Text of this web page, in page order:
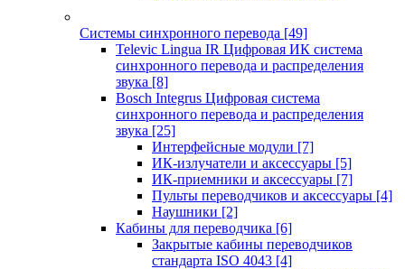
Системы синхронного перевода [49]
Televic Lingua IR Цифровая ИК система
синхронного перевода и распределения
звука [8]
Bosch Integrus Цифровая система
синхронного перевода и распределения
звука [25]
Интерфейсные модули [7]
ИК-излучатели и аксессуары [5]
ИК-приемники и аксессуары [7]
Пульты переводчиков и аксессуары [4]
Наушники [2]
Кабины для переводчика [6]
Закрытые кабины переводчиков
стандарта ISO 4043 [4]